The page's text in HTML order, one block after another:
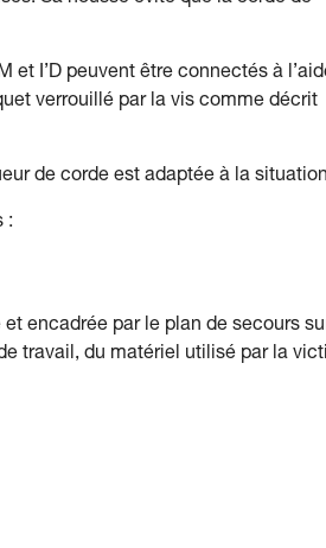
et I’D peuvent être connectés à
verrouillé par la vis comme décrit
de corde est adaptée à la
:
encadrée par le plan de secours
travail, du matériel utilisé par la